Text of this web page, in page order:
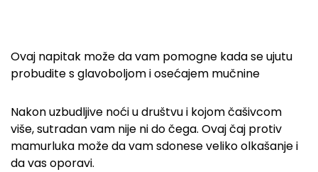
Ovaj napitak može da vam pomogne kada se ujutu
probudite s glavoboljom i osećajem mučnine
Nakon uzbudljive noći u društvu i kojom čašivcom
više, sutradan vam nije ni do čega. Ovaj čaj protiv
mamurluka može da vam sdonese veliko olkašanje i
da vas oporavi.